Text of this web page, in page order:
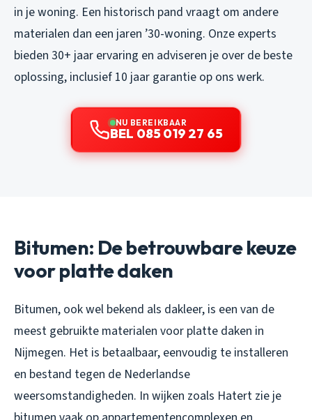
in je woning. Een historisch pand vraagt om andere
materialen dan een jaren ’30-woning. Onze experts
bieden 30+ jaar ervaring en adviseren je over de beste
oplossing, inclusief 10 jaar garantie op ons werk.
NU BEREIKBAAR
BEL 085 019 27 65
Bitumen: De betrouwbare keuze
voor platte daken
Bitumen, ook wel bekend als dakleer, is een van de
meest gebruikte materialen voor platte daken in
Nijmegen. Het is betaalbaar, eenvoudig te installeren
en bestand tegen de Nederlandse
weersomstandigheden. In wijken zoals Hatert zie je